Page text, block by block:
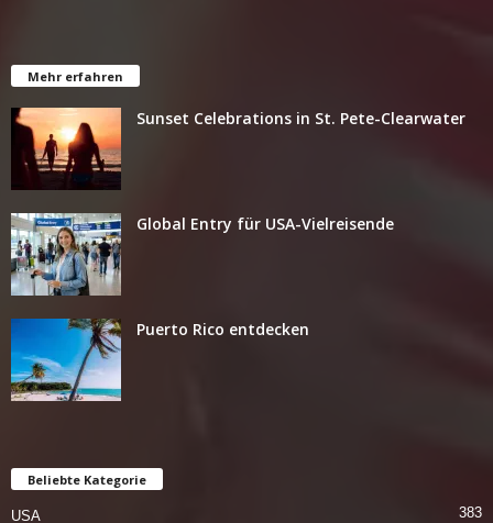
Mehr erfahren
Sunset Celebrations in St. Pete-Clearwater
Global Entry für USA-Vielreisende
Puerto Rico entdecken
Beliebte Kategorie
USA 383